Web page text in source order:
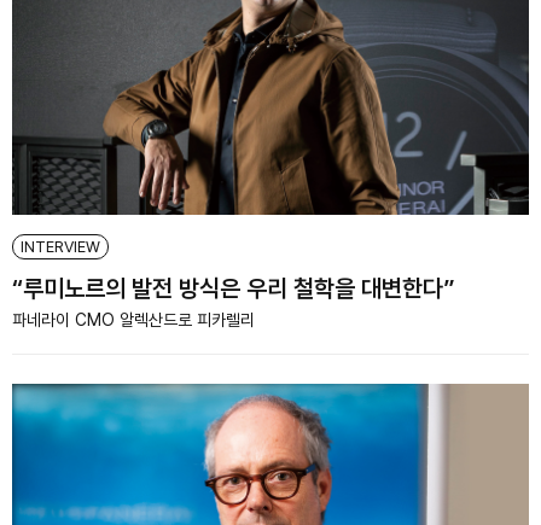
INTERVIEW
“루미노르의 발전 방식은 우리 철학을 대변한다”
파네라이 CMO 알렉산드로 피카렐리